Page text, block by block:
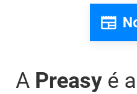
A Preasy é